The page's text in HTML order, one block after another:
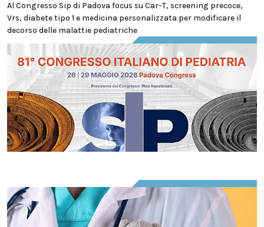
Al Congresso Sip di Padova focus su Car-T, screening precoce,
Vrs, diabete tipo 1 e medicina personalizzata per modificare il
decorso delle malattie pediatriche